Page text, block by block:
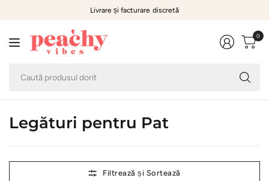
Livrare și facturare discretă
0
Legături pentru Pat
Filtrează și Sortează